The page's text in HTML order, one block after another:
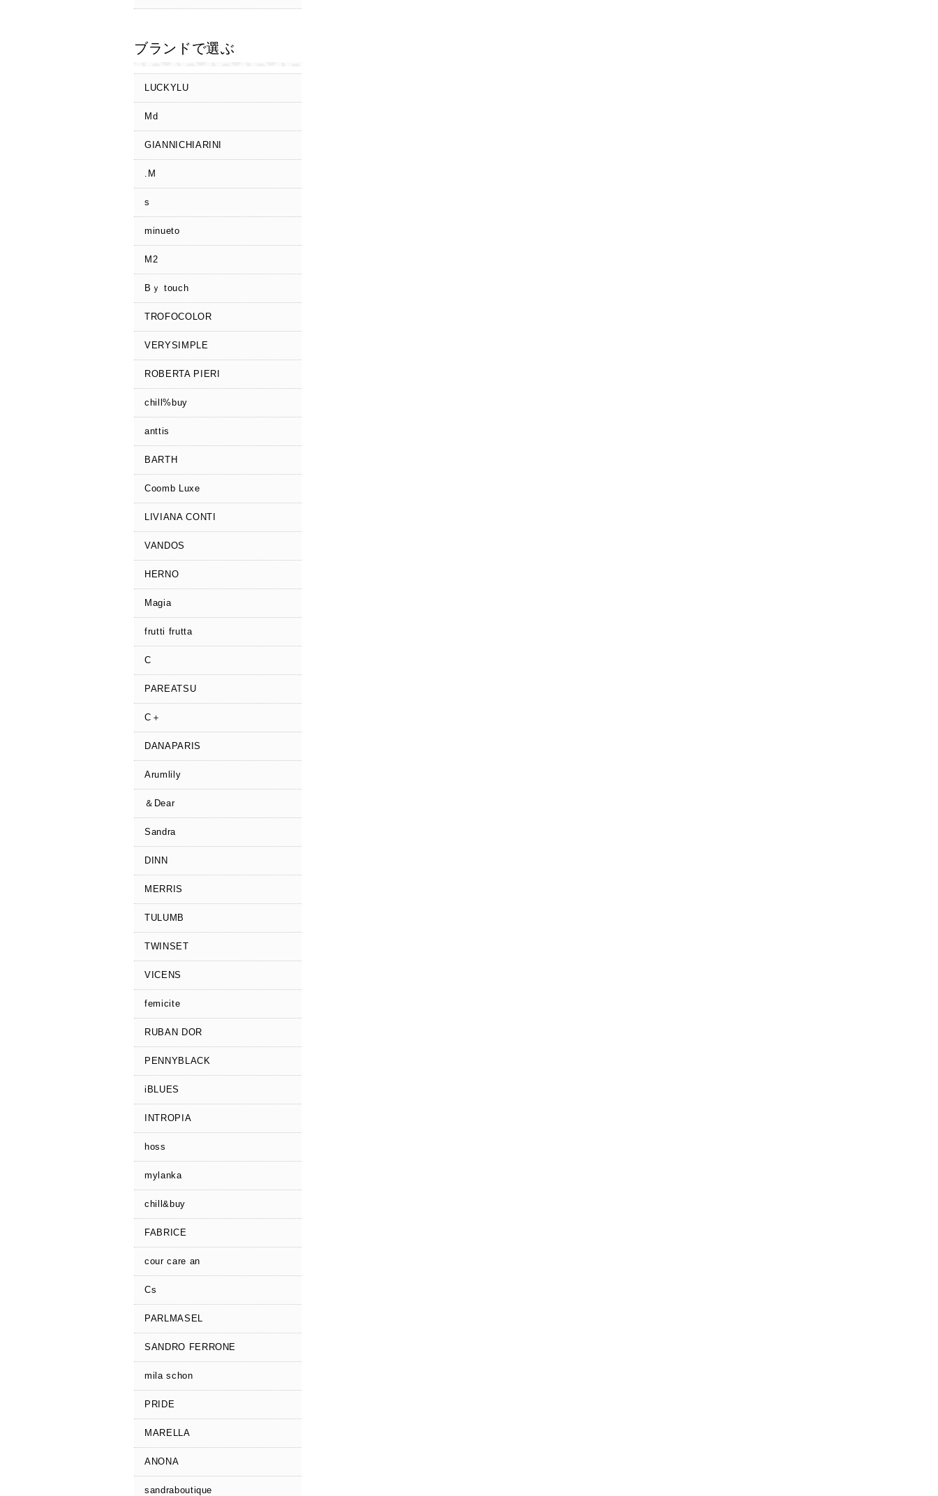
ブランドで選ぶ
LUCKYLU
Md
GIANNICHIARINI
.M
s
minueto
M2
Bｙ touch
TROFOCOLOR
VERYSIMPLE
ROBERTA PIERI
chill%buy
anttis
BARTH
Coomb Luxe
LIVIANA CONTI
VANDOS
HERNO
Magia
frutti frutta
C
PAREATSU
C＋
DANAPARIS
Arumlily
＆Dear
Sandra
DINN
MERRIS
TULUMB
TWINSET
VICENS
femicite
RUBAN DOR
PENNYBLACK
iBLUES
INTROPIA
hoss
mylanka
chill&buy
FABRICE
cour care an
Cs
PARLMASEL
SANDRO FERRONE
mila schon
PRIDE
MARELLA
ANONA
sandraboutique